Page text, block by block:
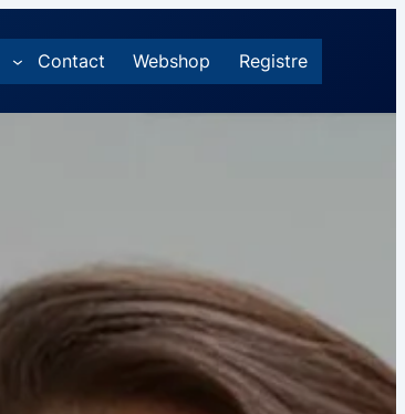
Contact Webshop Registre